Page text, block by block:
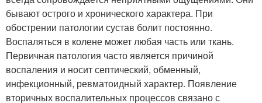
бывают острого и хронического характера. При
обострении патологии сустав болит постоянно.
Воспаляться в колене может любая часть или ткань.
Первичная патология часто является причиной
воспаления и носит септический, обменный,
инфекционный, ревматоидный характер. Появление
вторичных воспалительных процессов связано с